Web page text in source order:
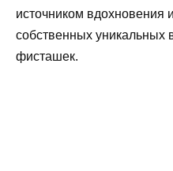
источником вдохновения
собственных уникальных
фисташек.